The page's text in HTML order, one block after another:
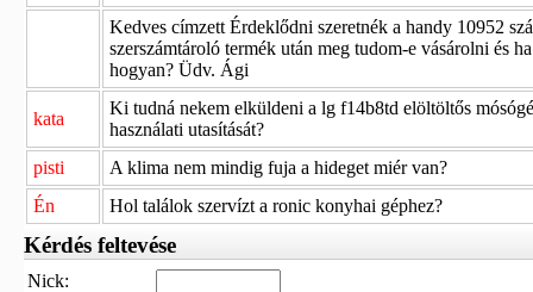
Kedves címzett Érdeklődni szeretnék a handy 10952
szerszámtároló termék után meg tudom-e vásárolni és
hogyan? Üdv. Ági
kata
Ki tudná nekem elküldeni a lg f14b8td elöltöltős
használati utasítását?
pisti
A klima nem mindig fuja a hideget miér van?
Én
Hol találok szervízt a ronic konyhai géphez?
Kérdés feltevése
Nick: